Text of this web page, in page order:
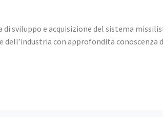
e acquisizione del sistema
con approfondita